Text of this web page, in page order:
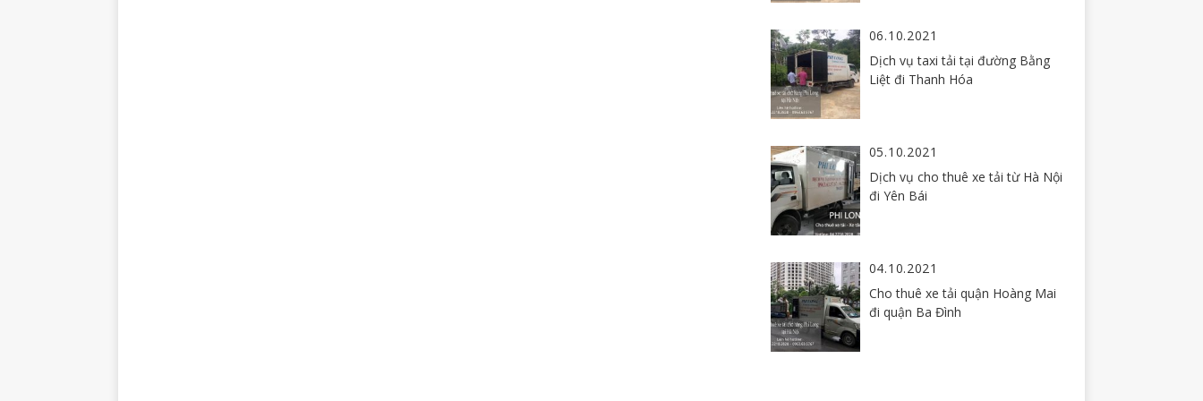
06.10.2021
Dịch vụ taxi tải tại đường Bằng
Liệt đi Thanh Hóa
05.10.2021
Dịch vụ cho thuê xe tải từ Hà Nội
đi Yên Bái
04.10.2021
Cho thuê xe tải quận Hoàng Mai
đi quận Ba Đình